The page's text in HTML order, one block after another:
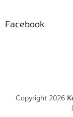
Facebook
Copyright 2026